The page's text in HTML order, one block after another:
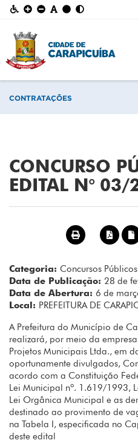
CONTRATAÇÕES
CONCURSO
EDITAL N° 03/
Categoria: Concursos Públicos
Data de Publicação: 28 de
Data de Abertura: 6 de
Local: PREFEITURA DE
A Prefeitura do Município de
realizará, por meio da empresa
Projetos Municipais Ltda., em
oportunamente divulgados,
acordo com a Constituição
Lei Municipal nº. 1.619/1993,
Lei Orgânica Municipal e as
destinado ao provimento de
na Tabela I, especificada no
deste edital